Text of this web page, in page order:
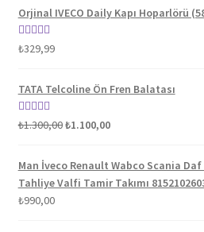
Orjinal IVECO Daily Kapı Hoparlörü
5 üzerinden
₺329,99
TATA Telcoline Ön Fren Balatası
5 üzerinden
₺1.300,00Orijinal
₺1.300,00.
₺1.100,00Şu
fiyat:
₺1.100,00.
Man İveco Renault Wabco Scania
Tahliye Valfi Tamir Takımı
₺990,00